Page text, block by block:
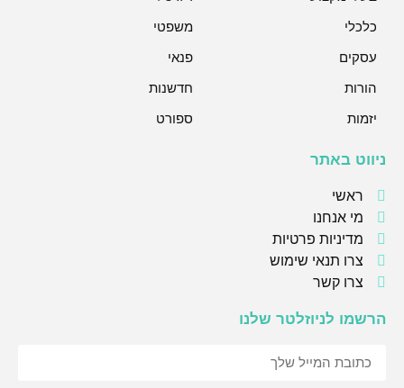
כלכלי
משפטי
עסקים
פנאי
הורות
חדשנות
יזמות
ספורט
ניווט באתר
ראשי
מי אנחנו
מדיניות פרטיות
צרו תנאי שימוש
צרו קשר
הרשמו לניוזלטר שלנו